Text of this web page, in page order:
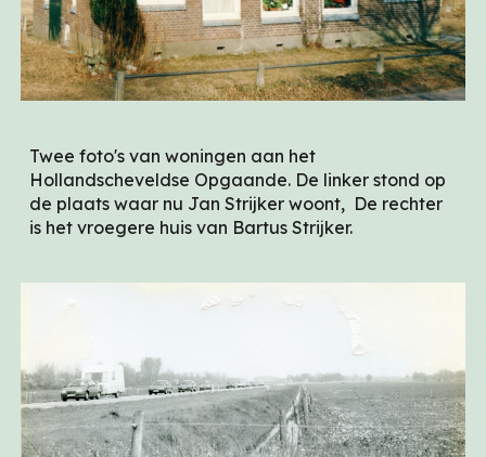
Twee foto's van woningen aan het
Hollandscheveldse Opgaande. De linker stond op
de plaats waar nu Jan Strijker woont, De rechter
is het vroegere huis van Bartus Strijker.